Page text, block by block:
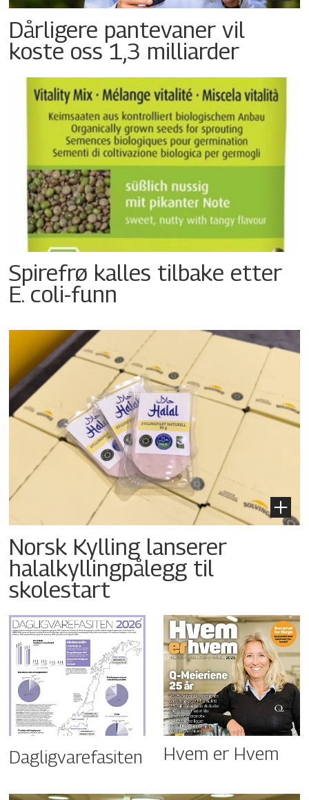
Dårligere pantevaner vil
koste oss 1,3 milliarder
Spirefrø kalles tilbake etter
E. coli-funn
Norsk Kylling lanserer
halalkyllingpålegg til
skolestart
Dagligvarefasiten Hvem er Hvem